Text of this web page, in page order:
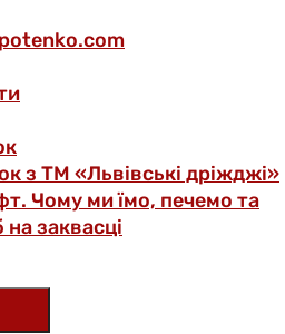
з ТМ «Львівські дріжджі»
Чому ми їмо, печемо та
на заквасці